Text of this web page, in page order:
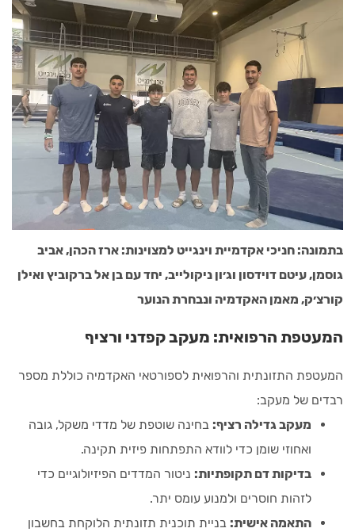
בתמונה: חניכי אקדמיית וינגייט למצוינות: ארז הכהן, אביב
גוסמן, עיטם דוידסון וג׳ון ניקולייב, יחד עם בן אל ברקוביץ ואילן
קורצ׳ק, מאמן האקדמיה ונבחרת הנוער
המעטפת הרפואית: מעקב קפדני ורציף
המעטפת התזונתית והרפואית לספורטאי האקדמיה כוללת מספר
רבדים של מעקב:
מעקב גדילה רציף: בחינה שוטפת של מדדי משקל, גובה
ואחוזי שומן כדי לוודא התפתחות פיזית תקינה.
בדיקות דם תקופתיות: ניטור המדדים הפיזיולוגיים כדי
לזהות חוסרים ולמנוע עומס יתר.
התאמה אישית: בניית תוכנית תזונתית הלוקחת בחשבון